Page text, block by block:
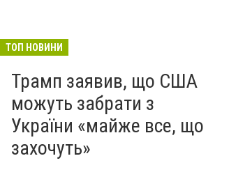
ТОП НОВИНИ
Трамп заявив, що США
можуть забрати з
України «майже все, що
захочуть»